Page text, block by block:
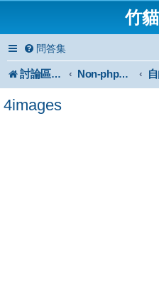
竹
問答集
討論區首頁 Non-phpBB specific
4images